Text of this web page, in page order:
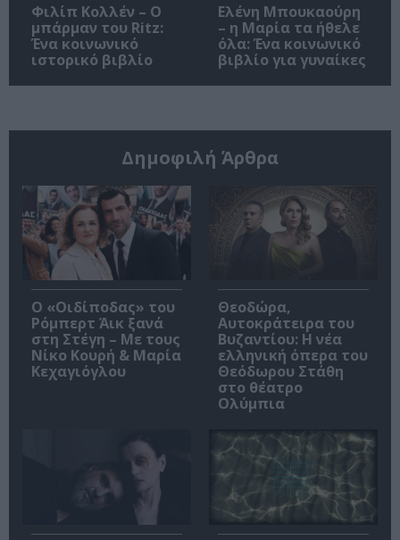
Φιλίπ Κολλέν – Ο
μπάρμαν του Ritz:
Ένα κοινωνικό
ιστορικό βιβλίο
Ελένη Μπουκαούρη
– η Μαρία τα ήθελε
όλα: Ένα κοινωνικό
βιβλίο για γυναίκες
Δημοφιλή Άρθρα
O «Οιδίποδας» του
Ρόμπερτ Άικ ξανά
στη Στέγη – Με τους
Νίκο Κουρή & Μαρία
Κεχαγιόγλου
Θεοδώρα,
Αυτοκράτειρα του
Βυζαντίου: Η νέα
ελληνική όπερα του
Θεόδωρου Στάθη
στο θέατρο
Ολύμπια